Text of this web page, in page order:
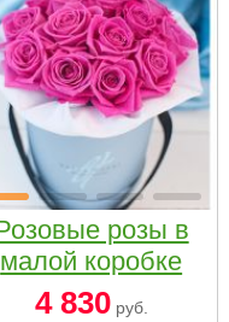
розы в
малой коробке
4 830руб.